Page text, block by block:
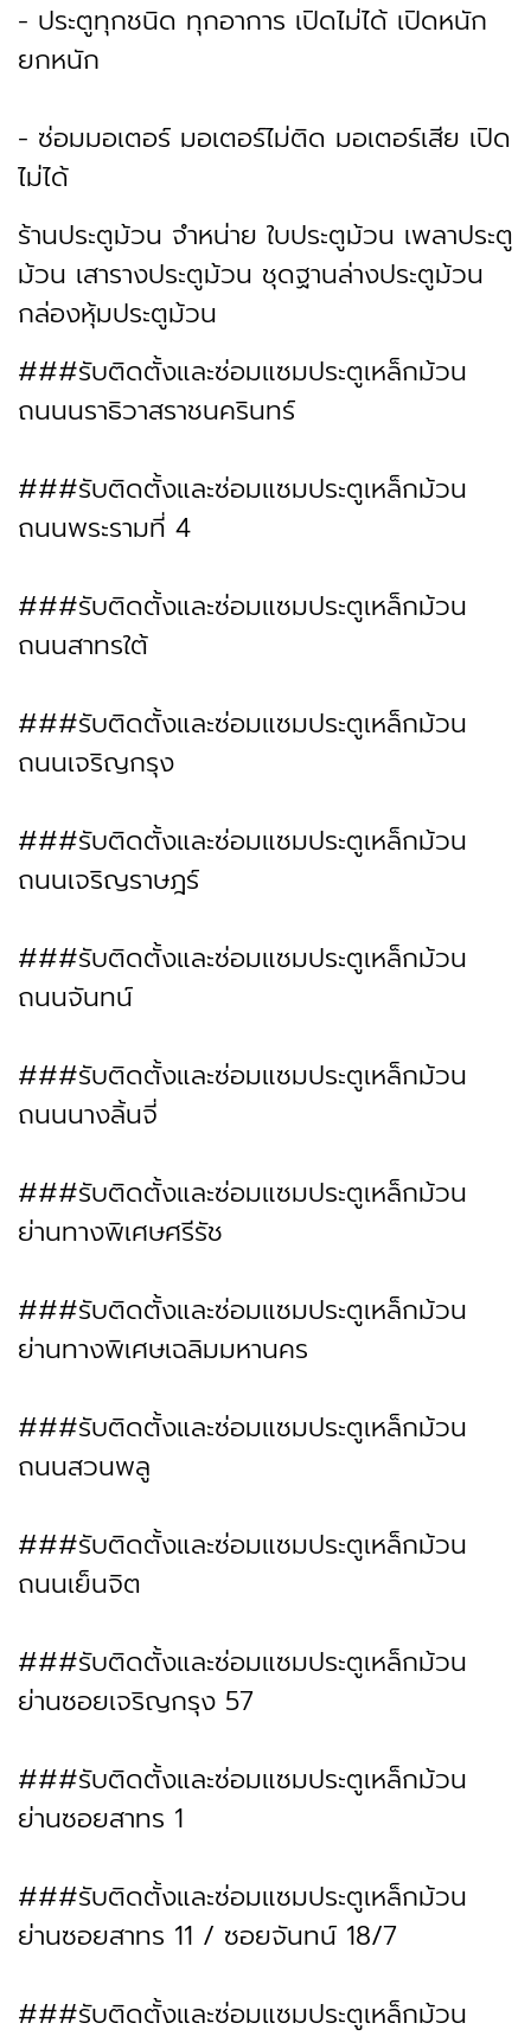
- ประตูทุกชนิด ทุกอาการ เปิดไม่ได้ เปิดหนัก
ยกหนัก
- ซ่อมมอเตอร์ มอเตอร์ไม่ติด มอเตอร์เสีย เปิด
ไม่ได้
ร้านประตูม้วน จำหน่าย ใบประตูม้วน เพลาประตู
ม้วน เสารางประตูม้วน ชุดฐานล่างประตูม้วน
กล่องหุ้มประตูม้วน
###รับติดตั้งและซ่อมแซมประตูเหล็กม้วน
ถนนนราธิวาสราชนครินทร์
###รับติดตั้งและซ่อมแซมประตูเหล็กม้วน
ถนนพระรามที่ 4
###รับติดตั้งและซ่อมแซมประตูเหล็กม้วน
ถนนสาทรใต้
###รับติดตั้งและซ่อมแซมประตูเหล็กม้วน
ถนนเจริญกรุง
###รับติดตั้งและซ่อมแซมประตูเหล็กม้วน
ถนนเจริญราษฎร์
###รับติดตั้งและซ่อมแซมประตูเหล็กม้วน
ถนนจันทน์
###รับติดตั้งและซ่อมแซมประตูเหล็กม้วน
ถนนนางลิ้นจี่
###รับติดตั้งและซ่อมแซมประตูเหล็กม้วน
ย่านทางพิเศษศรีรัช
###รับติดตั้งและซ่อมแซมประตูเหล็กม้วน
ย่านทางพิเศษเฉลิมมหานคร
###รับติดตั้งและซ่อมแซมประตูเหล็กม้วน
ถนนสวนพลู
###รับติดตั้งและซ่อมแซมประตูเหล็กม้วน
ถนนเย็นจิต
###รับติดตั้งและซ่อมแซมประตูเหล็กม้วน
ย่านซอยเจริญกรุง 57
###รับติดตั้งและซ่อมแซมประตูเหล็กม้วน
ย่านซอยสาทร 1
###รับติดตั้งและซ่อมแซมประตูเหล็กม้วน
ย่านซอยสาทร 11 / ซอยจันทน์ 18/7
###รับติดตั้งและซ่อมแซมประตูเหล็กม้วน